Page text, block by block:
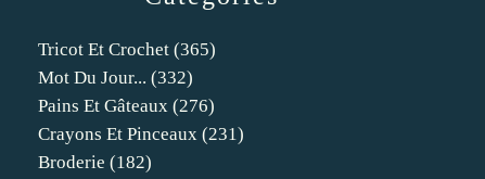
Tricot Et Crochet (365)
Mot Du Jour... (332)
Pains Et Gâteaux (276)
Crayons Et Pinceaux (231)
Broderie (182)